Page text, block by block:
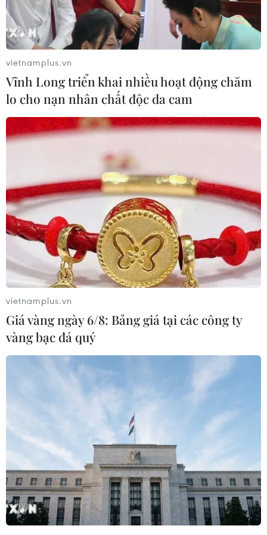
thực tế.
Tàu thăm dò Oruc Reis ở ngoài khơi thành phố Antalya (Thổ Nhĩ
Kỳ), trên Địa Trung Hải, ngày 12/8/2020. (Ảnh: AFP/TTXVN)
Hy Lạp ngày 3/9 bác bỏ thông tin nước này đã
đồng ý đàm phán với Thổ Nhĩ Kỳ dưới sự trung
gian của Tổ chức Hiệp ước Bắc Đại Tây Dương
(NATO) nhằm giảm căng thẳng tại khu vực Đông
Địa Trung Hải.
Tuyên bố của Bộ Ngoại giao Hy Lạp nêu rõ:
"Thông tin được công bố khẳng định Hy Lạp và
Thổ Nhĩ Kỳ đã nhất trí tiến hành cái gọi là 'đàm
phán kỹ thuật' về giảm căng thẳng ở Đông Địa
Trung Hải không đúng với thực tế."
Tuyên bố nhấn mạnh việc giảm căng thẳng sẽ
chỉ diễn ra nếu Thổ Nhĩ Kỳ ngay lập tức rút toàn
bộ tàu ra khỏi thềm lục địa Hy Lạp.
Trước đó cùng ngày, Tổng thư ký NATO Jens
Stoltenberg thông báo hai nước đồng minh
trong NATO này đã nhất trí tiến hành các cuộc
đàm phán kỹ thuật nhằm thiết lập các cơ chế
vietnamplus.vn
Vĩnh Long triển khai nhiều hoạt động chăm
lo cho nạn nhân chất độc da cam
vietnamplus.vn
Giá vàng ngày 6/8: Bảng giá tại các công ty
vàng bạc đá quý